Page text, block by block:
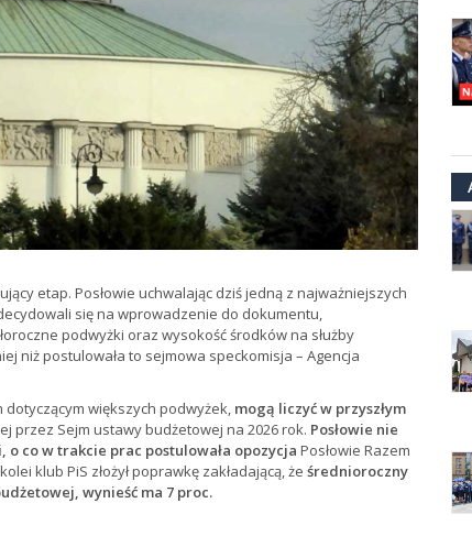
etap. Posłowie uchwalając dziś jedną z najważniejszych
się na wprowadzenie do dokumentu,
podwyżki oraz wysokość środków na służby
niż postulowała to sejmowa speckomisja – Agencja
większych podwyżek, mogą liczyć w przyszłym
przez Sejm ustawy budżetowej na 2026 rok. Posłowie nie
co w trakcie prac postulowała opozycja Posłowie Razem
klub PiS złożył poprawkę zakładającą, że średnioroczny
wynieść ma 7 proc.